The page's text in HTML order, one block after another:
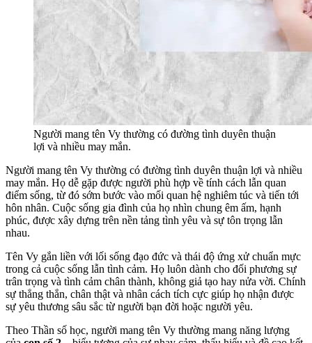
Người mang tên Vy thường có đường tình duyên thuận
lợi và nhiều may mắn.
Người mang tên Vy thường có đường tình duyên thuận lợi và nhiều
may mắn. Họ dễ gặp được người phù hợp về tính cách lẫn quan
điểm sống, từ đó sớm bước vào mối quan hệ nghiêm túc và tiến tới
hôn nhân. Cuộc sống gia đình của họ nhìn chung êm ấm, hạnh
phúc, được xây dựng trên nền tảng tình yêu và sự tôn trọng lẫn
nhau.
Tên Vy gắn liền với lối sống đạo đức và thái độ ứng xử chuẩn mực
trong cả cuộc sống lẫn tình cảm. Họ luôn dành cho đối phương sự
trân trọng và tình cảm chân thành, không giả tạo hay nửa vời. Chính
sự thẳng thắn, chân thật và nhân cách tích cực giúp họ nhận được
sự yêu thương sâu sắc từ người bạn đời hoặc người yêu.
Theo Thần số học, người mang tên Vy thường mang năng lượng